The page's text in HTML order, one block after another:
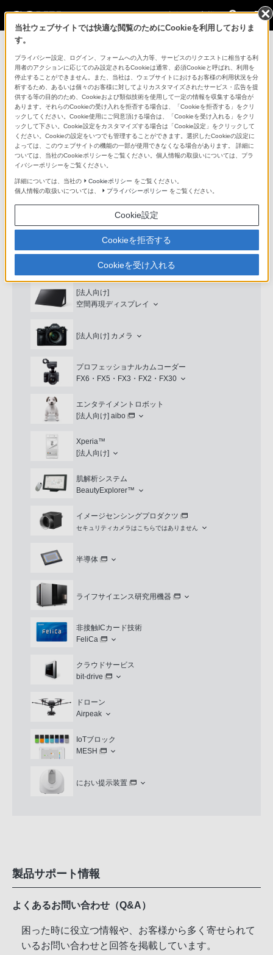
法人のお客様
コンスーマー製品に関するお問い合わせ
製品に関する重要なお知らせ
プロフェッショナル／業務用製品に関
するサポート・お問い合わせ
専用窓口のある業務用商品に関するお問い合わせ
以下の製品・サービスは専用窓口がございます。対象の
アイコンをクリックしてリンク先の窓口よりお問い合わ
業務用ディスプレイ・テレビ
[法人向け]ブラビア
[法人向け]
空間再現ディスプレイ
[法人向け] カメラ
プロフェッショナルカムコーダー
FX6・FX5・FX3・FX2・FX30
エンタテイメントロボット
[法人向け] aibo
Xperia™
[法人向け]
肌解析システム
BeautyExplorer™
イメージセンシングプロダクツ
セキュリティカメラはこちらではありません
半導体
ライフサイエンス研究用機器
非接触ICカード技術
FeliCa
クラウドサービス
bit-drive
ドローン
Airpeak
IoTブロック
MESH
におい提示装置
製品サポート情報
よくあるお問い合わせ（Q&A）
困った時に役立つ情報や、お客様から多く寄せられて
いるお問い合わせと回答を掲載しています。
当社ウェブサイトでは快適な閲覧のためにCookieを利用しておりま
す。
プライバシー設定、ログイン、フォームへの入力等、サービスのリクエストに相当する利
用者のアクションに応じてのみ設定されるCookieは通常、必須Cookieと呼ばれ、利用を
停止することができません。また、当社は、ウェブサイトにおけるお客様の利用状況を分
析するため、あるいは個々のお客様に対してよりカスタマイズされたサービス・広告を提
供する等の目的のため、Cookieおよび類似技術を使用して一定の情報を収集する場合が
あります。それらのCookieの受け入れを拒否する場合は、「Cookieを拒否する」をクリ
ックしてください。Cookie使用にご同意頂ける場合は、「Cookieを受け入れる」をクリ
ックして下さい。Cookie設定をカスタマイズする場合は「Cookie設定」をクリックして
ください。Cookieの設定をいつでも管理することができます。選択したCookieの設定に
よっては、このウェブサイトの機能の一部が使用できなくなる場合があります。 詳細に
ついては、当社のCookieポリシーをご覧ください。個人情報の取扱いについては、プラ
イバシーポリシーをご覧ください。
詳細については、当社の Cookieポリシー をご覧ください。
個人情報の取扱いについては、
プライバシーポリシー をご覧ください。
Cookie設定
Cookieを拒否する
Cookieを受け入れる